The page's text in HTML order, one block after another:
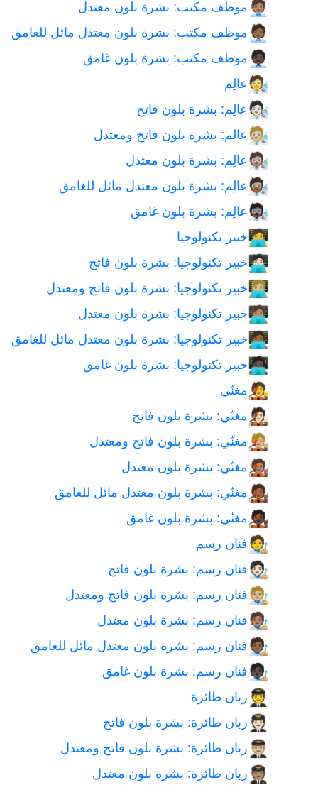
🧑🏽‍💼 موظف مكتب: بشرة بلون معتدل
🧑🏾‍💼 موظف مكتب: بشرة بلون معتدل مائل للغامق
🧑🏿‍💼 موظف مكتب: بشرة بلون غامق
🧑‍🔬عالِم
🧑🏻‍🔬عالِم: بشرة بلون فاتح
🧑🏼‍🔬عالِم: بشرة بلون فاتح ومعتدل
🧑🏽‍🔬عالِم: بشرة بلون معتدل
🧑🏾‍🔬عالِم: بشرة بلون معتدل مائل للغامق
🧑🏿‍🔬عالِم: بشرة بلون غامق
🧑‍💻خبير تكنولوجيا
🧑🏻‍💻خبير تكنولوجيا: بشرة بلون فاتح
🧑🏼‍💻خبير تكنولوجيا: بشرة بلون فاتح ومعتدل
🧑🏽‍💻خبير تكنولوجيا: بشرة بلون معتدل
🧑🏾‍💻خبير تكنولوجيا: بشرة بلون معتدل مائل للغامق
🧑🏿‍💻خبير تكنولوجيا: بشرة بلون غامق
🧑‍🎤مغنّي
🧑🏻‍🎤مغنّي: بشرة بلون فاتح
🧑🏼‍🎤مغنّي: بشرة بلون فاتح ومعتدل
🧑🏽‍🎤مغنّي: بشرة بلون معتدل
🧑🏾‍🎤مغنّي: بشرة بلون معتدل مائل للغامق
🧑🏿‍🎤مغنّي: بشرة بلون غامق
🧑‍🎨فنان رسم
🧑🏻‍🎨فنان رسم: بشرة بلون فاتح
🧑🏼‍🎨فنان رسم: بشرة بلون فاتح ومعتدل
🧑🏽‍🎨فنان رسم: بشرة بلون معتدل
🧑🏾‍🎨فنان رسم: بشرة بلون معتدل مائل للغامق
🧑🏿‍🎨فنان رسم: بشرة بلون غامق
🧑‍✈️ ربان طائرة
🧑🏻‍✈️ ربان طائرة: بشرة بلون فاتح
🧑🏼‍✈️ ربان طائرة: بشرة بلون فاتح ومعتدل
🧑🏽‍✈️ ربان طائرة: بشرة بلون معتدل